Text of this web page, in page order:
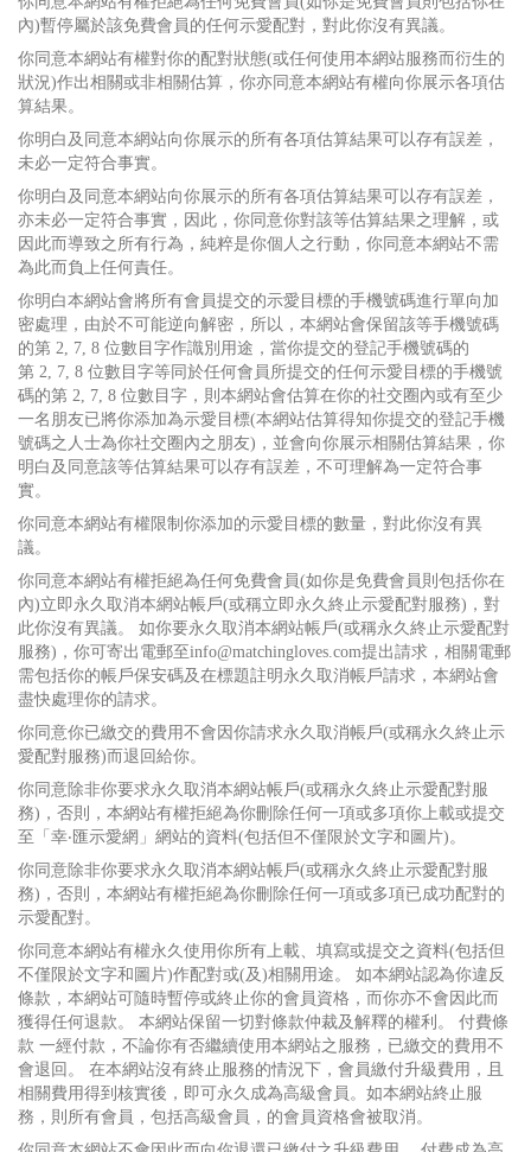
內)暫停屬於該免費會員的任何示愛配對，對此你沒有異議。
你同意本網站有權對你的配對狀態(或任何使用本網站服務而衍生的
狀況)作出相關或非相關估算，你亦同意本網站有權向你展示各項估
算結果。
你明白及同意本網站向你展示的所有各項估算結果可以存有誤差，
未必一定符合事實。
你明白及同意本網站向你展示的所有各項估算結果可以存有誤差，
亦未必一定符合事實，因此，你同意你對該等估算結果之理解，或
因此而導致之所有行為，純粹是你個人之行動，你同意本網站不需
為此而負上任何責任。
你明白本網站會將所有會員提交的示愛目標的手機號碼進行單向加
密處理，由於不可能逆向解密，所以，本網站會保留該等手機號碼
的第 2, 7, 8 位數目字作識別用途，當你提交的登記手機號碼的
第 2, 7, 8 位數目字等同於任何會員所提交的任何示愛目標的手機號
碼的第 2, 7, 8 位數目字，則本網站會估算在你的社交圈內或有至少
一名朋友已將你添加為示愛目標(本網站估算得知你提交的登記手機
號碼之人士為你社交圈內之朋友)，並會向你展示相關估算結果，你
明白及同意該等估算結果可以存有誤差，不可理解為一定符合事
實。
你同意本網站有權限制你添加的示愛目標的數量，對此你沒有異
議。
你同意本網站有權拒絕為任何免費會員(如你是免費會員則包括你在
內)立即永久取消本網站帳戶(或稱立即永久終止示愛配對服務)，對
此你沒有異議。 如你要永久取消本網站帳戶(或稱永久終止示愛配對
服務)，你可寄出電郵至info@matchingloves.com提出請求，相關電郵
需包括你的帳戶保安碼及在標題註明永久取消帳戶請求，本網站會
盡快處理你的請求。
你同意你已繳交的費用不會因你請求永久取消帳戶(或稱永久終止示
愛配對服務)而退回給你。
你同意除非你要求永久取消本網站帳戶(或稱永久終止示愛配對服
務)，否則，本網站有權拒絕為你刪除任何一項或多項你上載或提交
至「幸‧匯示愛網」網站的資料(包括但不僅限於文字和圖片)。
你同意除非你要求永久取消本網站帳戶(或稱永久終止示愛配對服
務)，否則，本網站有權拒絕為你刪除任何一項或多項已成功配對的
示愛配對。
你同意本網站有權永久使用你所有上載、填寫或提交之資料(包括但
不僅限於文字和圖片)作配對或(及)相關用途。 如本網站認為你違反
條款，本網站可隨時暫停或終止你的會員資格，而你亦不會因此而
獲得任何退款。 本網站保留一切對條款仲裁及解釋的權利。 付費條
款 一經付款，不論你有否繼續使用本網站之服務，已繳交的費用不
會退回。 在本網站沒有終止服務的情況下，會員繳付升級費用，且
相關費用得到核實後，即可永久成為高級會員。如本網站終止服
務，則所有會員，包括高級會員，的會員資格會被取消。